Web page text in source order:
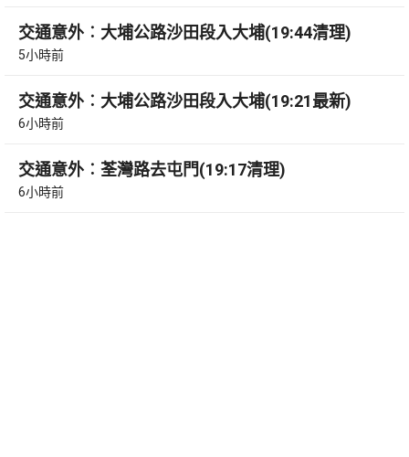
交通意外︰大埔公路沙田段入大埔(19:44清理)
5小時前
交通意外︰大埔公路沙田段入大埔(19:21最新)
6小時前
交通意外︰荃灣路去屯門(19:17清理)
6小時前